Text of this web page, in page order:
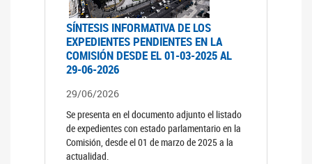
SÍNTESIS INFORMATIVA DE LOS
EXPEDIENTES PENDIENTES EN LA
COMISIÓN DESDE EL 01-03-2025 AL
29-06-2026
29/06/2026
Se presenta en el documento adjunto el listado
de expedientes con estado parlamentario en la
Comisión, desde el 01 de marzo de 2025 a la
actualidad.